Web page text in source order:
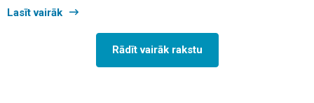
Lasīt vairāk
Rādīt vairāk rakstu